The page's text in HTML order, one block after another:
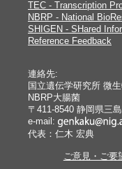
TEC - Transcription
NBRP - National
SHIGEN - SHared
Reference Feedback
連絡先:
国立遺伝学研究所 微
NBRP大腸菌
〒411-8540 静岡県三
e-mail:
代表：仁木 宏典
ご意見・ご要